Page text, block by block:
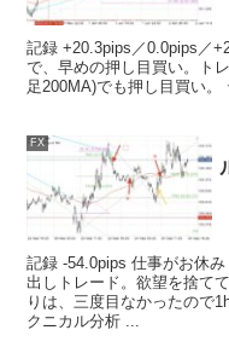
記録 +20.3pips／0.0pips／
で、早めの押し目買い。ト
足200MA)でも押し目買い。
FX
記録 -54.0pips 仕事がお休
出しトレード。欲望を捨て
りは、三度目なかったので
クニカル分析 ...